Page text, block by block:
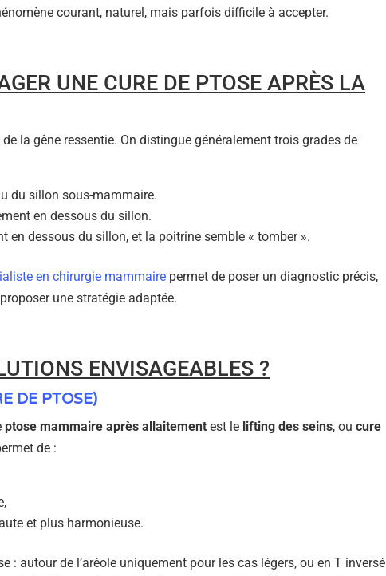
courant, naturel, mais parfois difficile à accepter.
UNE CURE DE PTOSE APRÈS LA
de la gêne ressentie. On distingue généralement trois grades de
du sillon sous-mammaire.
en dessous du sillon.
en dessous du sillon, et la poitrine semble « tomber ».
en chirurgie mammaire permet de poser un diagnostic précis,
une stratégie adaptée.
ENVISAGEABLES ?
DE PTOSE)
ptose mammaire après allaitement est le lifting des seins, ou cure
de :
et plus harmonieuse.
: autour de l’aréole uniquement pour les cas légers, ou en T inversé